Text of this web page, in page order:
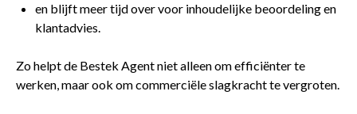
en blijft meer tijd over voor inhoudelijke beoordeling en
klantadvies.
Zo helpt de Bestek Agent niet alleen om efficiënter te
werken, maar ook om commerciële slagkracht te vergroten.